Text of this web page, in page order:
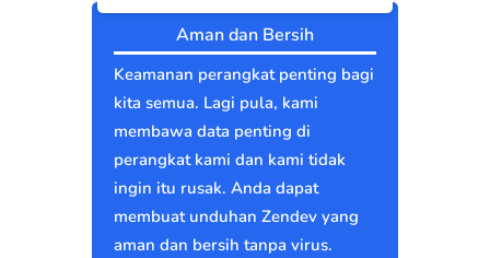
Aman dan Bersih
Keamanan perangkat penting bagi
kita semua. Lagi pula, kami
membawa data penting di
perangkat kami dan kami tidak
ingin itu rusak. Anda dapat
membuat unduhan Zendev yang
aman dan bersih tanpa virus.